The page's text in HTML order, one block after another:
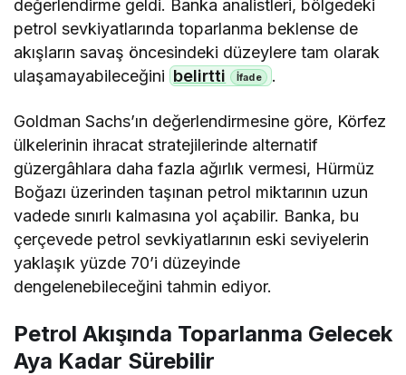
değerlendirme geldi. Banka analistleri, bölgedeki
petrol sevkiyatlarında toparlanma beklense de
akışların savaş öncesindeki düzeylere tam olarak
ulaşamayabileceğini belirtti .
Goldman Sachs’ın değerlendirmesine göre, Körfez
ülkelerinin ihracat stratejilerinde alternatif
güzergâhlara daha fazla ağırlık vermesi, Hürmüz
Boğazı üzerinden taşınan petrol miktarının uzun
vadede sınırlı kalmasına yol açabilir. Banka, bu
çerçevede petrol sevkiyatlarının eski seviyelerin
yaklaşık yüzde 70’i düzeyinde
dengelenebileceğini tahmin ediyor.
Petrol Akışında Toparlanma Gelecek
Aya Kadar Sürebilir